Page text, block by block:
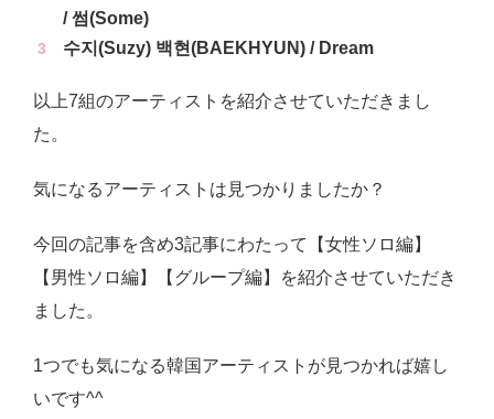
/ 썸(Some)
수지(Suzy) 백현(BAEKHYUN) / Dream
以上7組のアーティストを紹介させていただきまし
た。
気になるアーティストは見つかりましたか？
今回の記事を含め3記事にわたって【女性ソロ編】
【男性ソロ編】【グループ編】を紹介させていただき
ました。
1つでも気になる韓国アーティストが見つかれば嬉し
いです^^